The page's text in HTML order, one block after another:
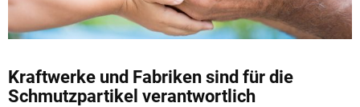
Kraftwerke und Fabriken sind für die
Schmutzpartikel verantwortlich